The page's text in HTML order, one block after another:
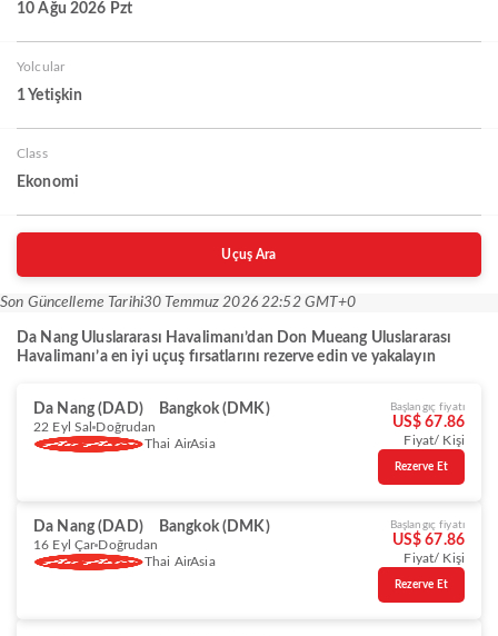
10 Ağu 2026 Pzt
Yolcular
1 Yetişkin
Class
Ekonomi
Uçuş Ara
Son Güncelleme Tarihi30 Temmuz 2026 22:52 GMT+0
Da Nang Uluslararası Havalimanı’dan Don Mueang Uluslararası
Havalimanı’a en iyi uçuş fırsatlarını rezerve edin ve yakalayın
Da Nang (DAD) Bangkok (DMK)
22 Eyl Sal Doğrudan
Thai AirAsia
Başlangıç fiyatı
US$ 67.86
Fiyat/ Kişi
Rezerve Et
Da Nang (DAD) Bangkok (DMK)
16 Eyl Çar Doğrudan
Thai AirAsia
Başlangıç fiyatı
US$ 67.86
Fiyat/ Kişi
Rezerve Et